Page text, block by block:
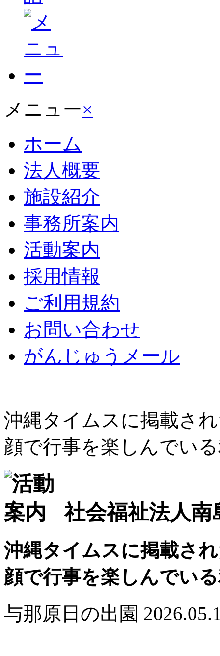
メニュー×
ホーム
法人概要
施設紹介
事務所案内
活動案内
採用情報
ご利用規約
お問い合わせ
がんじゅうメール
沖縄タイムスに掲載さ
顔で行事を楽しんでい
社会福祉法人
沖縄タイムスに掲載さ
顔で行事を楽しんでい
与那原日の出園